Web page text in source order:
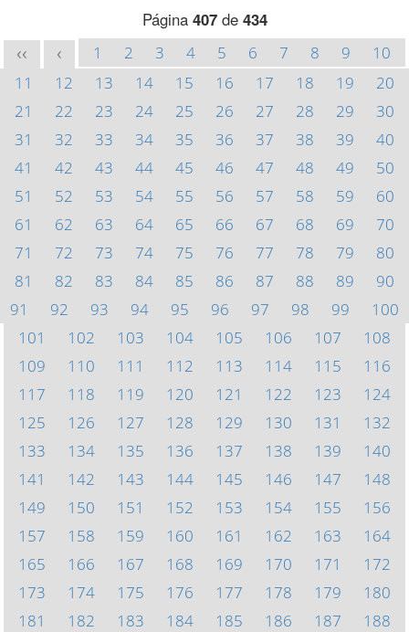
Página 407de 434
<< < 1 2 3 4 5 6 7 8 9
10
11
12 13 14 15 16 17 18 19
20
21
22 23 24 25 26 27 28 29
30
31
32 33 34 35 36 37 38 39
40
41
42 43 44 45 46 47 48 49
50
51
52 53 54 55 56 57 58 59
60
61
62 63 64 65 66 67 68 69
70
71
72 73 74 75 76 77 78 79
80
81
82 83 84 85 86 87 88 89
90
91
92 93 94 95 96 97 98 99
100
101
102 103 104 105 106 107
108
109
110 111 112 113 114 115
116
117
118 119 120 121 122 123
124
125
126 127 128 129 130 131
132
133
134 135 136 137 138 139
140
141
142 143 144 145 146 147
148
149
150 151 152 153 154 155
156
157
158 159 160 161 162 163
164
165
166 167 168 169 170 171
172
173
174 175 176 177 178 179
180
181
182 183 184 185 186 187
188